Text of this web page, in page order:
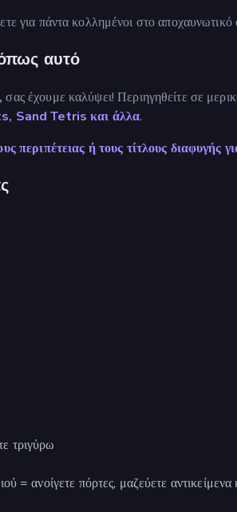
για πάντα κολλημένοι στο
αυτό
σας έχουμε καλύψει! Περιηγηθείτε σε
Sand Tetris και άλλα.
περιπέτειας ήτους τίτλους διαφυγής
τριγύρω
= ανοίγετε πόρτες, μαζεύετε αντικείμενα